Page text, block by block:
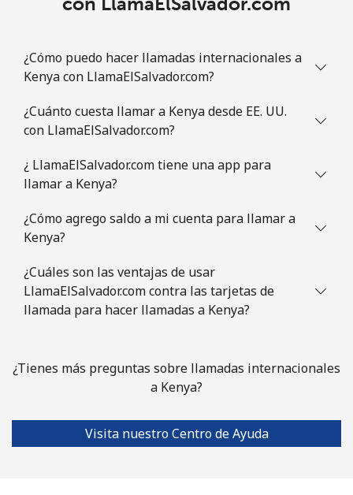
¿Cómo puedo hacer llamadas internacionales a
Kenya con LlamaElSalvador.com?
¿Cuánto cuesta llamar a Kenya desde EE. UU.
con LlamaElSalvador.com?
¿ LlamaElSalvador.com tiene una app para
llamar a Kenya?
¿Cómo agrego saldo a mi cuenta para llamar a
Kenya?
¿Cuáles son las ventajas de usar
LlamaElSalvador.com contra las tarjetas de
llamada para hacer llamadas a Kenya?
¿Tienes más preguntas sobre llamadas internacionales
a Kenya?
Visita nuestro Centro de Ayuda